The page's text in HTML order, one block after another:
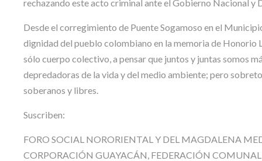
rechazando este acto criminal ante el Gobierno Nacional y
Desde el corregimiento de Puente Sogamoso en el
dignidad del pueblo colombiano en la memoria de Honorio
sólo cuerpo colectivo, a pensar que juntos y juntas somos
depredadoras de la vida y del medio ambiente; pero
soberanos y libres.
Suscriben:
FORO SOCIAL NORORIENTAL Y DEL MAGDALENA
CORPORACIÓN GUAYACÁN, FEDERACIÓN